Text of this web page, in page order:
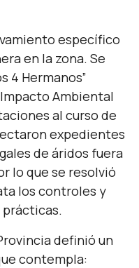
específico
en la zona. Se
4 Hermanos”
Ambiental
al curso de
expedientes
de áridos fuera
lo que se resolvió
los controles y
prácticas.
definió un
contempla: